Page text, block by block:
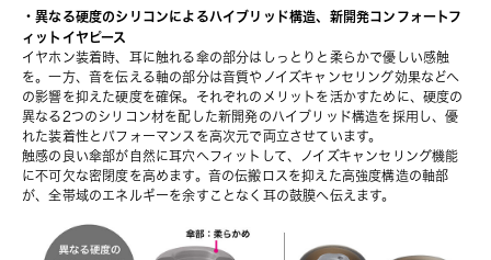
・異なる硬度のシリコンによるハイブリッド構造、新開発コンフォートフ
ィットイヤピース
イヤホン装着時、耳に触れる傘の部分はしっとりと柔らかで優しい感触
を。一方、音を伝える軸の部分は音質やノイズキャンセリング効果などへ
の影響を抑えた硬度を確保。それぞれのメリットを活かすために、硬度の
異なる2つのシリコン材を配した新開発のハイブリッド構造を採用し、優
れた装着性とパフォーマンスを高次元で両立させています。
触感の良い傘部が自然に耳穴へフィットして、ノイズキャンセリング機能
に不可欠な密閉度を高めます。音の伝搬ロスを抑えた高強度構造の軸部
が、全帯域のエネルギーを余すことなく耳の鼓膜へ伝えます。